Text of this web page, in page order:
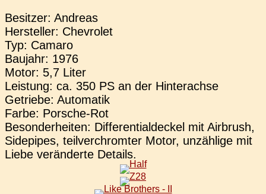
Besit­zer: Andre­as
Her­stel­ler: Che­vro­let
Typ: Camaro
Bau­jahr: 1976
Motor: 5,7 Liter
Leis­tung: ca. 350 PS an der Hin­ter­ach­se
Getrie­be: Auto­ma­tik
Farbe: Por­sche-Rot
Beson­der­hei­ten: Dif­fe­ren­ti­al­de­ckel mit Air­brush,
Side­pipes, teil­ver­chrom­ter Motor, unzäh­li­ge mit
Liebe ver­än­der­te Details.